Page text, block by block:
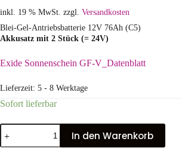
inkl. 19 % MwSt. zzgl. Versandkosten
Blei-Gel-Antriebsbatterie 12V 76Ah (C5)
Akkusatz mit 2 Stück (= 24V)
Exide Sonnenschein GF-V_Datenblatt
Lieferzeit: 5 - 8 Werktage
Sofort lieferbar
In den Warenkorb